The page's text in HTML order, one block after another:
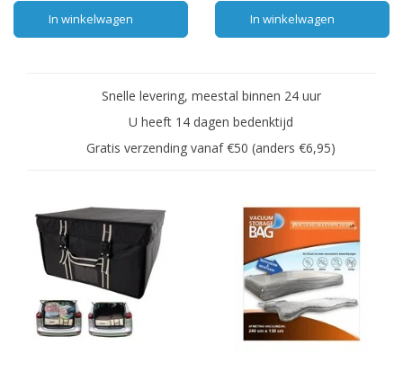
In winkelwagen In winkelwagen
Snelle levering, meestal binnen 24 uur
U heeft 14 dagen bedenktijd
Gratis verzending vanaf €50 (anders €6,95)